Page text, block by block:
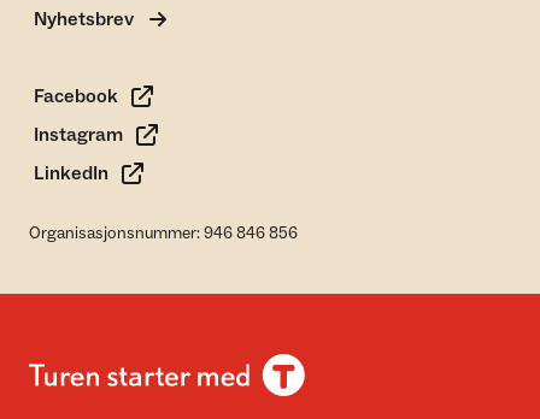
Nyhetsbrev
Facebook
Instagram
LinkedIn
Organisasjonsnummer: 946 846 856